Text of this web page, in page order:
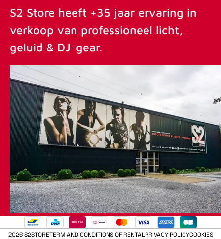
S2 Store heeft +35 jaar ervaring in
verkoop van professioneel licht,
geluid & DJ-gear.
2026 S2STORETERM AND CONDITIONS OF RENTALPRIVACY POLICYCOOKIES